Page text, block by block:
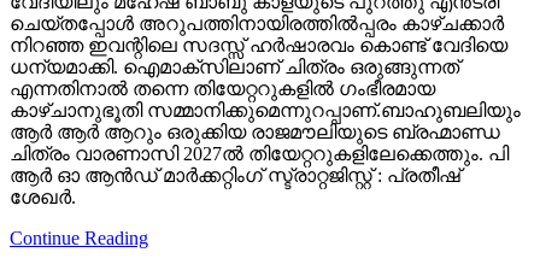
ചെയ്തപ്പോൾ അറുപത്തിനായിരത്തിൽപ്പരം കാഴ്ചക്കാർ
നിറഞ്ഞ ഇവന്റിലെ സദസ്സ് ഹർഷാരവം കൊണ്ട് വേദിയെ
ധന്യമാക്കി. ഐമാക്‌സിലാണ് ചിത്രം ഒരുങ്ങുന്നത്
എന്നതിനാല്‍ തന്നെ തിയേറ്ററുകളില്‍ ഗംഭീരമായ
കാഴ്ചാനുഭൂതി സമ്മാനിക്കുമെന്നുറപ്പാണ്.ബാഹുബലിയും
ആർ ആർ ആറും ഒരുക്കിയ രാജമൗലിയുടെ ബ്രഹ്മാണ്ഡ
ചിത്രം വാരണാസി 2027ൽ തിയേറ്ററുകളിലേക്കെത്തും. പി
ആർ ഓ ആൻഡ് മാർക്കറ്റിംഗ് സ്ട്രാറ്റജിസ്റ്റ് : പ്രതീഷ്
ശേഖർ.
Continue Reading